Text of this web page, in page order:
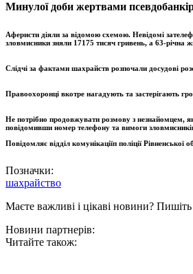
Минулої доби жертвами
Аферисти діяли за відомою схемою. Невідомі
зловмисники зняли 17175 тисяч гривень, а 63-річна
Слідчі за фактами шахрайств розпочали досудові
Правоохоронці вкотре нагадують та застерігають
Не потрібно продовжувати розмову з незнайомцем,
повідомивши номер телефону та вимоги
Повідомляє відділ комунікаціїп поліції Рівненської
Позначки:
шахрайство
Маєте важливі і цікаві новини?
Новини партнерів:
Читайте також: